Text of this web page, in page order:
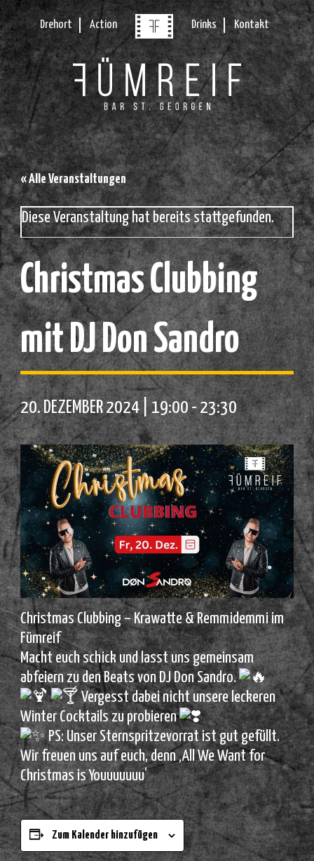
Drehort Action Drinks Kontakt
« Alle Veranstaltungen
Diese Veranstaltung hat bereits stattgefunden.
Christmas Clubbing
mit DJ Don Sandro
20. DEZEMBER 2024 | 19:00-23:30
Christmas Clubbing – Krawatte & Remmidemmi im
Fümreif
Macht euch schick und lasst uns gemeinsam
abfeiern zu den Beats von DJ Don Sandro.
Vergesst dabei nicht unsere leckeren
Winter Cocktails zu probieren
PS: Unser Sternspritzevorrat ist gut gefüllt.
Wir freuen uns auf euch, denn ‚All We Want for
Christmas is Youuuuuuu‘
Zum Kalender hinzufügen